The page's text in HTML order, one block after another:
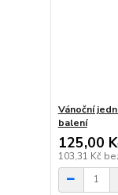
Vánoční
balení
125,00
103,31 Kč